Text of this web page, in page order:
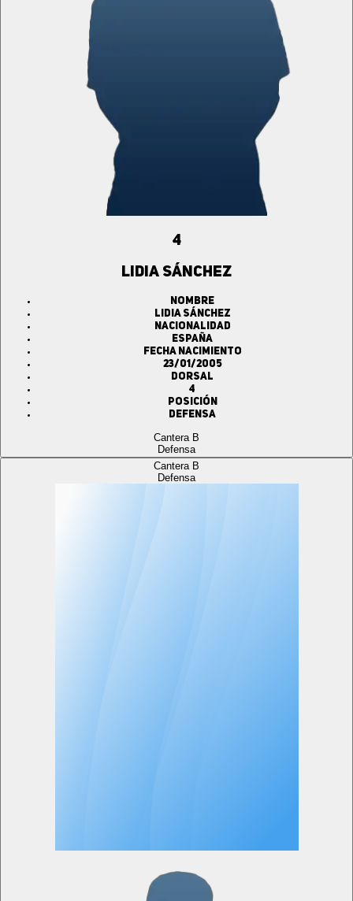
4
LIDIA SÁNCHEZ
Nombre
LIDIA SÁNCHEZ
Nacionalidad
ESPAÑA
Fecha Nacimiento
23/01/2005
Dorsal
4
Posición
Defensa
Cantera B
Defensa
Cantera B
Defensa